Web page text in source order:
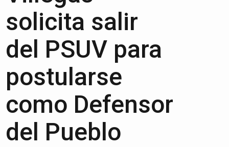
solicita salir
del PSUV para
postularse
como Defensor
del Pueblo